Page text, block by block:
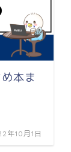
本ま
年10月1日